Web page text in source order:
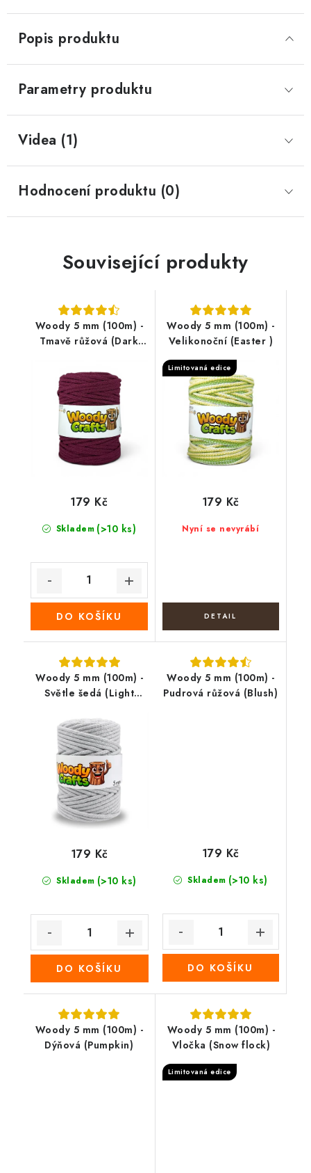
Popis produktu
Parametry produktu
Videa (1)
Hodnocení produktu (0)
Související produkty
Woody 5 mm (100m) -
Tmavě růžová (Dark
Skladem (>10 ks)
179 Kč
DO KOŠÍKU
Woody 5 mm (100m) -
Velikonoční (Easter )
Limitovaná edice
Nyní se nevyrábí
179 Kč
Woody 5 mm (100m) -
Světle šedá (Light
Skladem (>10 ks)
179 Kč
DO KOŠÍKU
Woody 5 mm (100m) -
Pudrová růžová (Blush)
Skladem (>10 ks)
179 Kč
DO KOŠÍKU
Woody 5 mm (100m) -
Dýňová (Pumpkin)
Woody 5 mm (100m) -
Vločka (Snow flock)
Limitovaná edice